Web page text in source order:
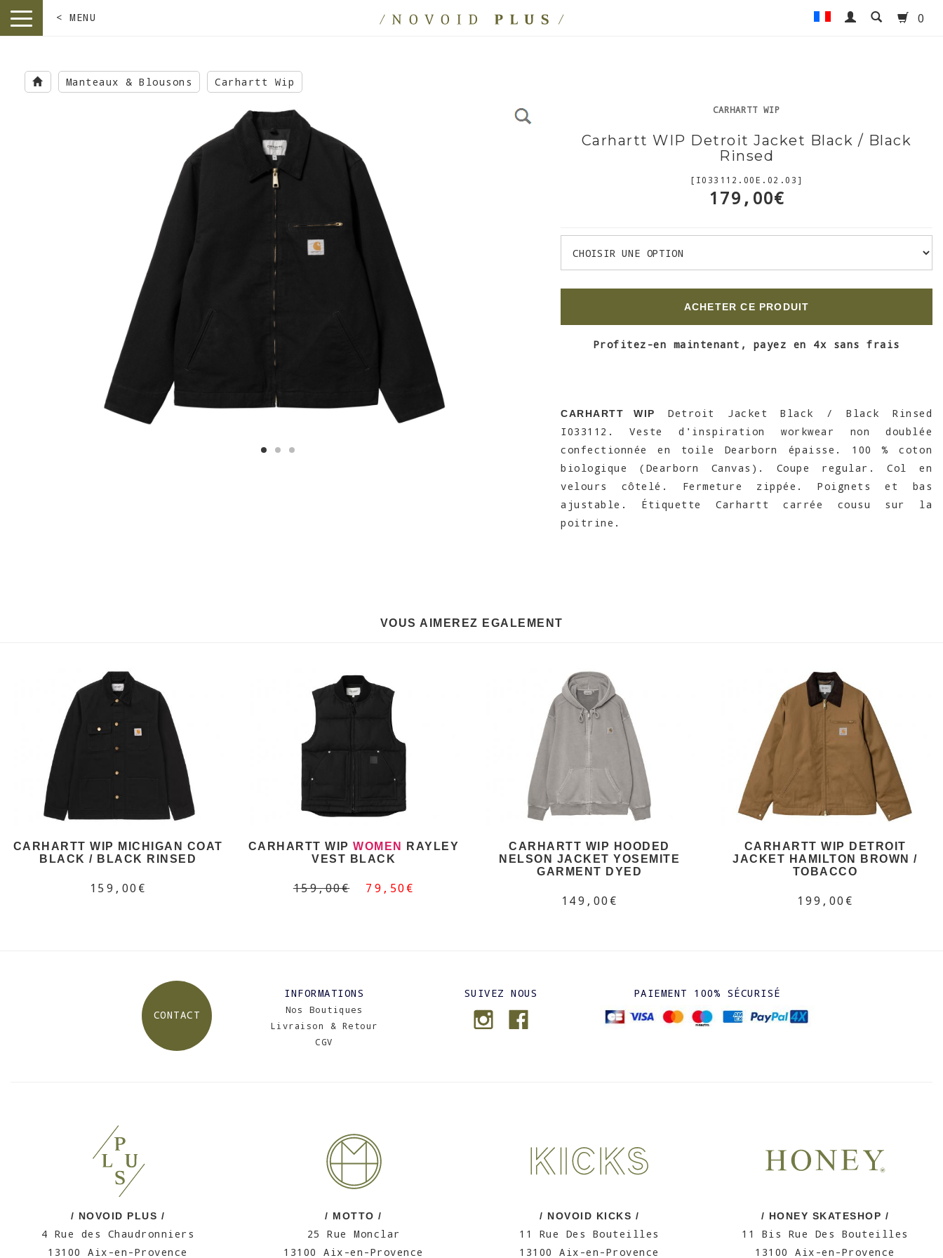
main
toggle
< MENU 0
Manteaux & Blousons Carhartt Wip
CARHARTT WIP
Carhartt WIP Detroit Jacket Black / Black
Rinsed
[I033112.00E.02.03]
179,00€
ACHETER CE PRODUIT
Profitez-en maintenant, payez en 4x sans frais
CARHARTT WIP
Detroit Jacket Black / Black Rinsed
I033112. Veste d'inspiration workwear non doublée
confectionnée en toile Dearborn épaisse. 100 % coton
biologique (Dearborn Canvas). Coupe regular. Col en
velours côtelé. Fermeture zippée. Poignets et bas
ajustable. Étiquette Carhartt carrée cousu sur la
poitrine.
VOUS AIMEREZ EGALEMENT
CARHARTT WIP MICHIGAN COAT
BLACK / BLACK RINSED
159,00€
CARHARTT WIPWOMEN
RAYLEY
VEST BLACK
159,00€ 79,50€
CARHARTT WIP HOODED
NELSON JACKET YOSEMITE
GARMENT DYED
149,00€
CARHARTT WIP DETROIT
JACKET HAMILTON BROWN /
TOBACCO
199,00€
CONTACT
INFORMATIONS
Nos Boutiques
Livraison & Retour
CGV
SUIVEZ NOUS PAIEMENT 100% SÉCURISÉ
/ NOVOID PLUS /
4 Rue des Chaudronniers
13100 Aix-en-Provence
/ MOTTO /
25 Rue Monclar
13100 Aix-en-Provence
/ NOVOID KICKS /
11 Rue Des Bouteilles
13100 Aix-en-Provence
/ HONEY SKATESHOP /
11 Bis Rue Des Bouteilles
13100 Aix-en-Provence